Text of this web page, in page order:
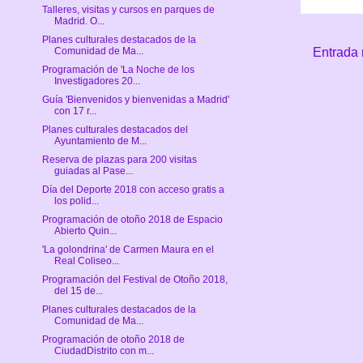
Entrada
Talleres, visitas y cursos en parques de
Madrid. O...
Planes culturales destacados de la
Comunidad de Ma...
Programación de 'La Noche de los
Investigadores 20...
Guía 'Bienvenidos y bienvenidas a Madrid'
con 17 r...
Planes culturales destacados del
Ayuntamiento de M...
Reserva de plazas para 200 visitas
guiadas al Pase...
Día del Deporte 2018 con acceso gratis a
los polid...
Programación de otoño 2018 de Espacio
Abierto Quin...
'La golondrina' de Carmen Maura en el
Real Coliseo...
Programación del Festival de Otoño 2018,
del 15 de...
Planes culturales destacados de la
Comunidad de Ma...
Programación de otoño 2018 de
CiudadDistrito con m...